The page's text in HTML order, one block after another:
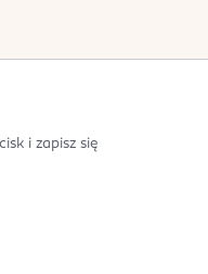
i zapisz się